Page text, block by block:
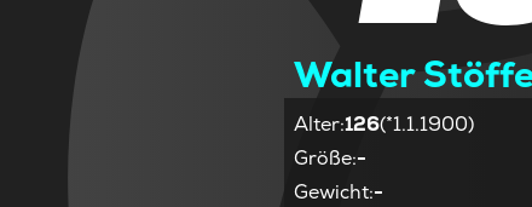
Walter
Alter:126(*1.1.1900)
Größe:-
Gewicht:-